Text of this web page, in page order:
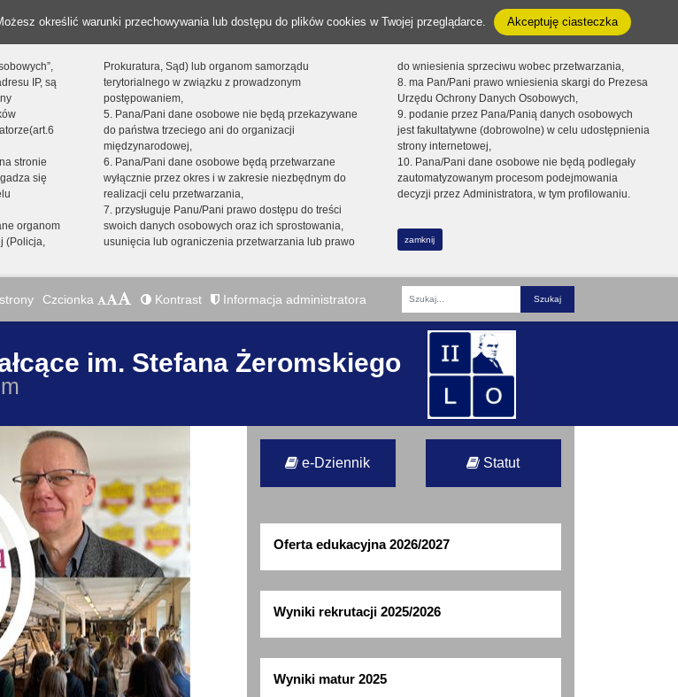
określić warunki przechowywania lub dostępu do plików cookies w Twojej przeglądarce. Akceptuję ciasteczka
IP, są
stronie
się
organom
(Policja,
Prokuratura, Sąd) lub organom samorządu
terytorialnego w związku z prowadzonym
postępowaniem,
5. Pana/Pani dane osobowe nie będą przekazywane
do państwa trzeciego ani do organizacji
międzynarodowej,
6. Pana/Pani dane osobowe będą przetwarzane
wyłącznie przez okres i w zakresie niezbędnym do
realizacji celu przetwarzania,
7. przysługuje Panu/Pani prawo dostępu do treści
swoich danych osobowych oraz ich sprostowania,
usunięcia lub ograniczenia przetwarzania lub prawo
do wniesienia sprzeciwu wobec przetwarzania,
8. ma Pan/Pani prawo wniesienia skargi do Prezesa
Urzędu Ochrony Danych Osobowych,
9. podanie przez Pana/Panią danych osobowych
jest fakultatywne (dobrowolne) w celu udostępnienia
strony internetowej,
10. Pana/Pani dane osobowe nie będą podlegały
zautomatyzowanym procesom podejmowania
decyzji przez Administratora, w tym profilowaniu.
zamknij
Czcionka Kontrast Informacja administratora
Fraza
im. Stefana Żeromskiego
e-Dziennik Statut
Oferta edukacyjna 2026/2027
Wyniki rekrutacji 2025/2026
Wyniki matur 2025